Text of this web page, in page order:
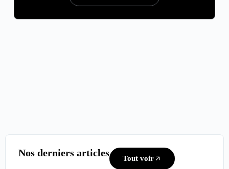
Nos derniers articles Tout voir